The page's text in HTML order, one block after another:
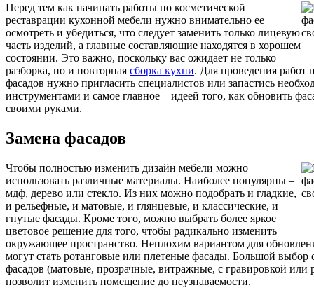
Перед тем как начинать работы по косметической
реставрации кухонной мебели нужно внимательно ее
осмотреть и убедиться, что следует заменить только лицевую
часть изделий, а главные составляющие находятся в хорошем
состоянии. Это важно, поскольку вас ожидает не только
разборка, но и повторная сборка кухни. Для проведения работ
фасадов нужно пригласить специалистов или запастись
инструментами и самое главное – идеей того, как обновить
своими руками.
Замена фасадов
Чтобы полностью изменить дизайн мебели можно
использовать различные материалы. Наиболее популярны –
мдф, дерево или стекло. Из них можно подобрать и гладкие,
и рельефные, и матовые, и глянцевые, и классические, и
гнутые фасады. Кроме того, можно выбрать более яркое
цветовое решение для того, чтобы радикально изменить
окружающее пространство. Неплохим вариантом для
могут стать ротанговые или плетеные фасады. Большой выбор
фасадов (матовые, прозрачные, витражные, с гравировкой или
позволит изменить помещение до неузнаваемости.